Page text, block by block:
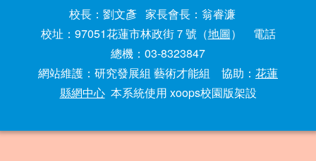
校長：劉文彥 家長會長：翁睿濂
校址：97051花蓮市林政街７號（地圖） 電話
總機：03-8323847
網站維護：研究發展組 藝術才能組 協助： 花蓮
縣網中心本系統使用 xoops校園版架設